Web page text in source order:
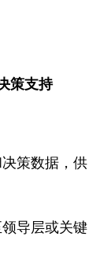
策支持
策数据，供
导层或关键